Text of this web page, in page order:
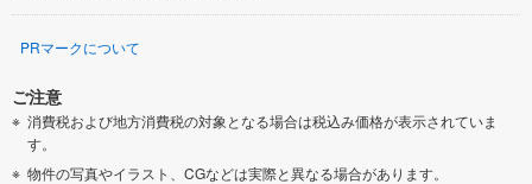
PRマークについて
ご注意
消費税および地方消費税の対象となる場合は税込み価格が表示されていま
す。
物件の写真やイラスト、CGなどは実際と異なる場合があります。